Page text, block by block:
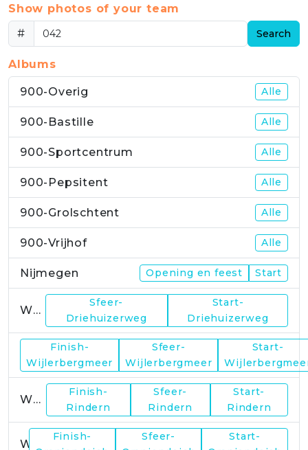
Show photos of your team
#
Search
Albums
900-Overig Alle
900-Bastille Alle
900-Sportcentrum Alle
900-Pepsitent Alle
900-Grolschtent Alle
900-Vrijhof Alle
Nijmegen Opening en feest Start
WP1
Sfeer-
Driehuizerweg
Start-
Driehuizerweg
Finish-
Wijlerbergmeer
Sfeer-
Wijlerbergmeer
Start-
WP4
Finish-
Rindern
Sfeer-
Rindern
Start-
Rindern
Finish-
Sfeer-
Start-